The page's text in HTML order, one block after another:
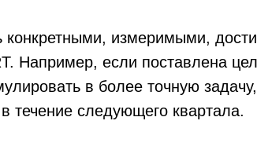
конкретными, измеримыми,
Например, если поставлена
в более точную
течение следующего квартала.